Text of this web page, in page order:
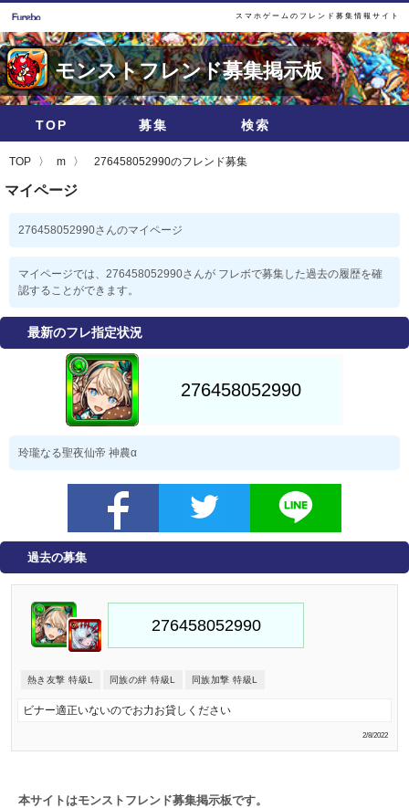
スマホゲームのフレンド募集情報サイト
モンストフレンド募集掲示板
TOP 募集 検索
TOP m 276458052990のフレンド募集
マイページ
276458052990さんのマイページ
マイページでは、276458052990さんが フレボで募集した過去の履歴を確
認することができます。
最新のフレ指定状況
玲瓏なる聖夜仙帝 神農α
過去の募集
熱き友撃 特級L 同族の絆 特級L 同族加撃 特級L
ビナー適正いないのでお力お貸しください
2/8/2022
本サイトはモンストフレンド募集掲示板です。